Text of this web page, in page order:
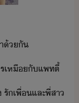
​้ั
เหื​ั​แพท​ตี้
รั​เพื่​และ​พี่สา​